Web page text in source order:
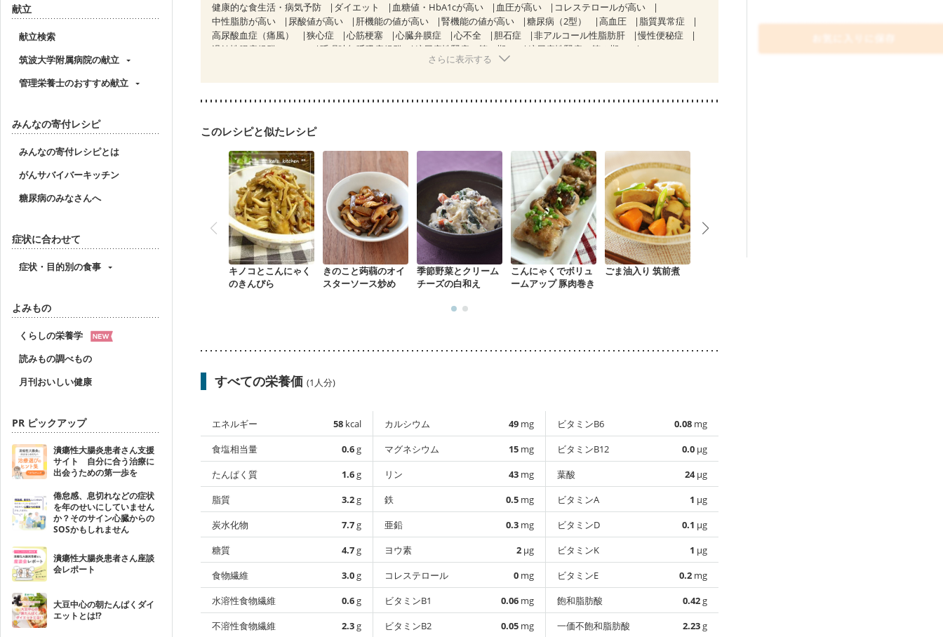
献立
献立検索
筑波大学附属病院の献立
管理栄養士のおすすめ献立
みんなの寄付レシピ
みんなの寄付レシピとは
がんサバイバーキッチン
糖尿病のみなさんへ
症状に合わせて
症状・目的別の食事
よみもの
くらしの栄養学
読みもの調べもの
月刊おいしい健康
PR ピックアップ
潰瘍性大腸炎患者さん支援
サイト 自分に合う治療に
出会うための第一歩を
倦怠感、息切れなどの症状
を年のせいにしていません
か？そのサイン心臓からの
SOSかもしれません
潰瘍性大腸炎患者さん座談
会レポート
大豆中心の朝たんぱくダイ
エットとは!?
健康的な食生活・病気予防 ダイエット 血糖値・HbA1cが高い 血圧が高い
コレステロールが高い
中性脂肪が高い
尿酸値が高い 肝機能の値が高い 腎機能の値が高い 糖尿病（2型） 高血圧
脂質異常症
高尿酸血症（痛風）
狭心症 心筋梗塞 心臓弁膜症 心不全 胆石症 非アルコール性脂肪肝
慢性便秘症
過敏性腸症候群（IBS）
睡眠時無呼吸症候群 糖尿病性腎症（第１期）
糖尿病性腎症（第２期）
CKD（ステージ２）
ニキビ・肌荒れ
妊活中 更年期
さらに表示する
このレシピと似たレシピ
キノコとこんにゃく
のきんぴら
きのこと蒟蒻のオイ
スターソース炒め
季節野菜とクリーム
チーズの白和え
こんにゃくでボリュ
ームアップ 豚肉巻き
ごま油入り 筑前煮
すべての栄養価 (1人分)
エネルギー 58 kcal
食塩相当量
0.6g
たんぱく質
1.6g
脂質
3.2g
炭水化物
7.7g
糖質
4.7g
食物繊維
3.0g
水溶性食物繊維
0.6g
不溶性食物繊維
2.3g
カルシウム 49 mg
マグネシウム
15 mg
リン
43 mg
鉄
0.5 mg
亜鉛
0.3 mg
ヨウ素
2 µg
コレステロール
0 mg
ビタミンB1
0.06 mg
ビタミンB2
0.05 mg
ビタミンB6 0.08 mg
ビタミンB12
0.0 µg
葉酸
24µg
ビタミンA
1 µg
ビタミンD
0.1 µg
ビタミンK
1 µg
ビタミンE
0.2 mg
飽和脂肪酸
0.42g
一価不飽和脂肪酸
2.23g